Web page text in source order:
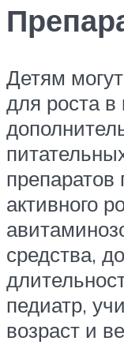
Детям
для роста в
препаратов
активного
средства,
педиатр,
возраст и